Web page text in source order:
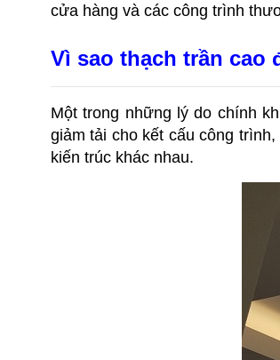
cửa hàng và các công trình
Vì sao thạch trần cao
Một trong những lý do chính
giảm tải cho kết cấu công
kiến trúc khác nhau.